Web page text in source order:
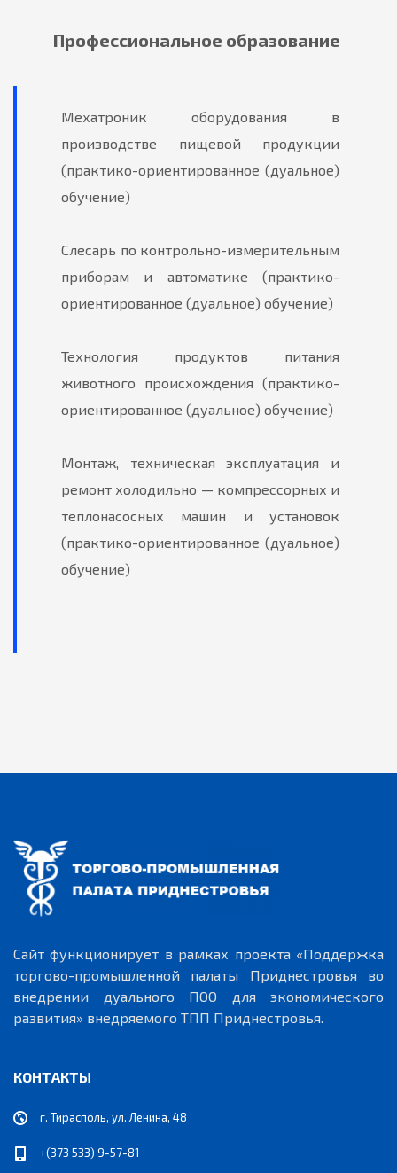
Профессиональное образование
Мехатроник оборудования в
производстве пищевой продукции
(практико-ориентированное (дуальное)
обучение)
Слесарь по контрольно-измерительным
приборам и автоматике (практико-
ориентированное (дуальное) обучение)
Технология продуктов питания
животного происхождения (практико-
ориентированное (дуальное) обучение)
Монтаж, техническая эксплуатация и
ремонт холодильно — компрессорных и
теплонасосных машин и установок
(практико-ориентированное (дуальное)
обучение)
Сайт функционирует в рамках проекта «Поддержка
торгово-промышленной палаты Приднестровья во
внедрении дуального ПОО для экономического
развития» внедряемого ТПП Приднестровья.
КОНТАКТЫ
г. Тирасполь, ул. Ленина, 48
+(373 533) 9-57-81